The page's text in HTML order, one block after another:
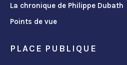
La chronique de Philippe Dubath
Points de vue
PLACE PUBLIQUE